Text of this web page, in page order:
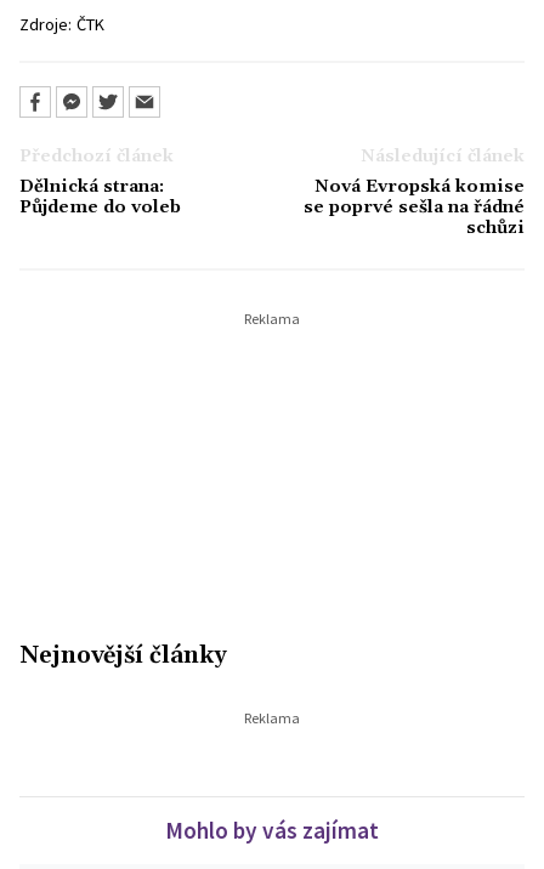
Zdroje: ČTK
Předchozí článek
Dělnická strana:
Půjdeme do voleb
Následující článek
Nová Evropská komise
se poprvé sešla na řádné
schůzi
Nejnovější články
Mohlo by vás zajímat